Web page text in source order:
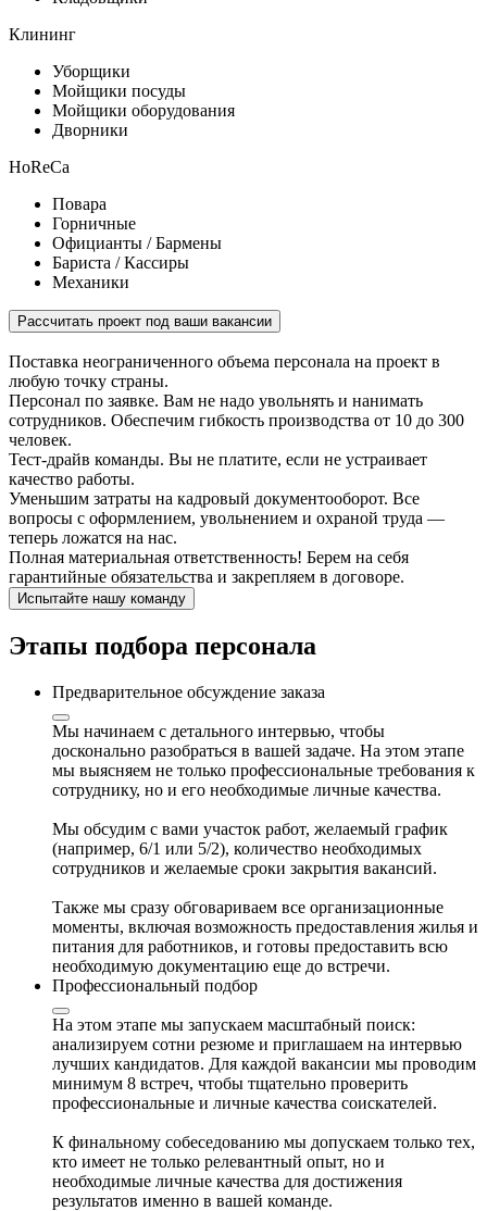
Клининг
Уборщики
Мойщики посуды
Мойщики оборудования
Дворники
HoReCa
Повара
Горничные
Официанты / Бармены
Бариста / Кассиры
Механики
Рассчитать проект под ваши вакансии
Поставка неограниченного объема персонала на проект в
любую точку страны.
Персонал по заявке. Вам не надо увольнять и нанимать
сотрудников. Обеспечим гибкость производства от 10 до 300
человек.
Тест-драйв команды. Вы не платите, если не устраивает
качество работы.
Уменьшим затраты на кадровый документооборот. Все
вопросы с оформлением, увольнением и охраной труда —
теперь ложатся на нас.
Полная материальная ответственность! Берем на себя
гарантийные обязательства и закрепляем в договоре.
Испытайте нашу команду
Этапы подбора персонала
Предварительное обсуждение заказа
Мы начинаем с детального интервью, чтобы
досконально разобраться в вашей задаче. На этом этапе
мы выясняем не только профессиональные требования к
сотруднику, но и его необходимые личные качества.
Мы обсудим с вами участок работ, желаемый график
(например, 6/1 или 5/2), количество необходимых
сотрудников и желаемые сроки закрытия вакансий.
Также мы сразу обговариваем все организационные
моменты, включая возможность предоставления жилья и
питания для работников, и готовы предоставить всю
необходимую документацию еще до встречи.
Профессиональный подбор
На этом этапе мы запускаем масштабный поиск:
анализируем сотни резюме и приглашаем на интервью
лучших кандидатов. Для каждой вакансии мы проводим
минимум 8 встреч, чтобы тщательно проверить
профессиональные и личные качества соискателей.
К финальному собеседованию мы допускаем только тех,
кто имеет не только релевантный опыт, но и
необходимые личные качества для достижения
результатов именно в вашей команде.